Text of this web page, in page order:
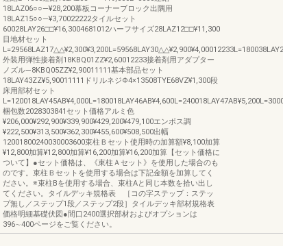
18LAZ06○○―¥28,200幕板コーナーブロック出隅用
18LAZ15○○―¥3,70022222タイルセット
60028LAY26□□¥16,3004681012ハーフサイズ28LAZ12□□¥11,300
目地材セット
外装用弾性接着剤18KBQ01ZZ¥2,60012233接着剤用アダプター
ノズル―8KBQ05ZZ¥2,90011111基本部品セット
18LAY43ZZ¥5,90011111ドリルネジΦ4×13508TYE68VZ¥1,300段
床用部材セット
梱包数2028303841セット価格アルミ色
¥206,000¥292,900¥339,900¥429,200¥479,100エンボス調
¥222,500¥313,500¥362,300¥455,600¥508,500出幅
12001800240030003600束柱Ｂセット使用時の加算額¥8,100加算
¥12,800加算¥12,800加算¥16,200加算¥16,200加算【セット価格に
ついて】●セット価格は、《束柱Ａセット》を使用した場合のも
のです。束柱Ｂセットを使用する場合は下記金額を加算してく
ださい。※束柱Bを使用する場合、束柱Aと同じ本数を拾い出し
てください。タイルデッキ規格表 ［コの字ステップ：ステッ
プ無し／ステップ1段／ステップ2段］タイルデッキ部材規格表
価格明細基礎伏図●間口2400選択部材およびオプションは
396∼400ページをご覧ください。